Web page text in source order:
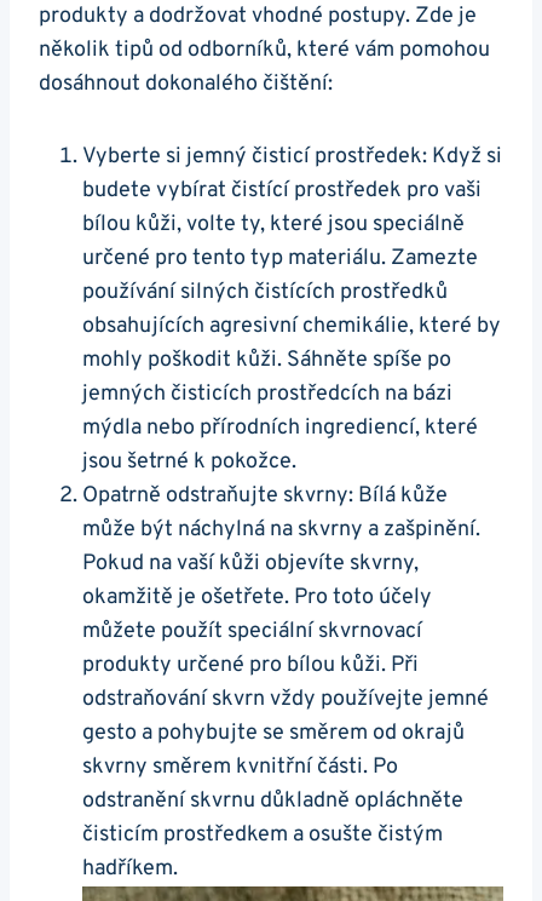
produkty a dodržovat vhodné postupy. ⁤Zde je
několik ⁣tipů od odborníků, ⁤které ⁣vám ‌pomohou
dosáhnout dokonalého čištění:
Vyberte si ​jemný čisticí prostředek: ‍Když si
budete vybírat čistící⁢ prostředek pro vaši
⁢bílou kůži, ⁣volte ⁢ty, které jsou speciálně
určené pro tento typ materiálu. Zamezte
používání silných‍ čistících prostředků
‌obsahujících ‍agresivní chemikálie, které by
mohly poškodit kůži. Sáhněte spíše po
jemných čisticích prostředcích⁣ na bázi
⁤mýdla nebo přírodních ingrediencí, které
jsou šetrné k pokožce.
Opatrně odstraňujte skvrny: Bílá kůže
může být​ náchylná na​ skvrny a zašpinění.
Pokud na⁤ vaší kůži objevíte skvrny,
okamžitě je ošetřete. Pro toto účely
můžete použít speciální skvrnovací
produkty ​určené pro bílou kůži. Při
odstraňování skvrn‌ vždy používejte jemné
gesto a pohybujte⁣ se směrem od okrajů
skvrny ‍směrem kvnitřní části. Po
odstranění skvrnu ‌důkladně opláchněte
‍čisticím prostředkem a osušte čistým
hadříkem.